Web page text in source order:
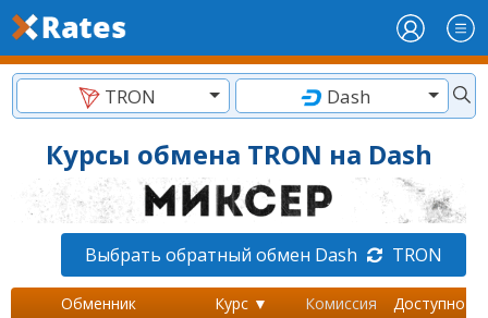
TRON Dash
Курсы обмена TRON на Dash
Выбрать обратный обмен Dash TRON
Обменник Курс ▼ Комиссия
Доступно